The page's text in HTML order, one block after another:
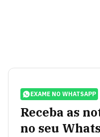
EXAME NO WHATSAPP
Receba as
no seu